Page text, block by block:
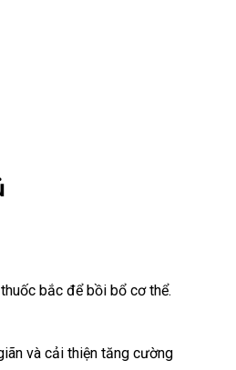
bắc để bồi bổ cơ thể.
và cải thiện tăng cường